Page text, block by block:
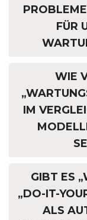
FÜR
WIE
IM
GIBT ES
„DO-IT-
ALS